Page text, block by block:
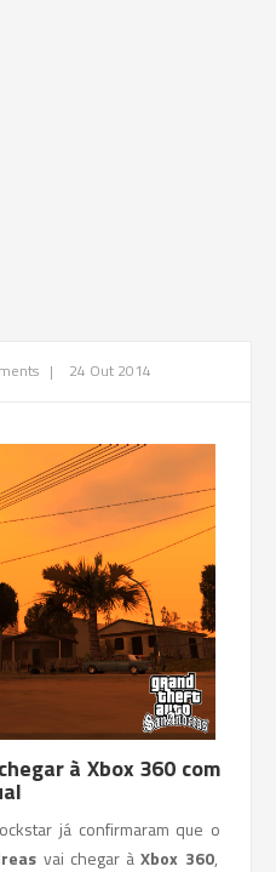
| 24 Out 2014
à Xbox 360 com
já confirmaram que o
vai chegar àXbox 360,